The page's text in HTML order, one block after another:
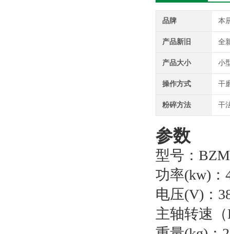
品牌 本
产品新旧 全
产品大小 小
操作方式 干
粉碎方法 干
参数
型号：
功率(kw)：
电压(V)：
主轴转速